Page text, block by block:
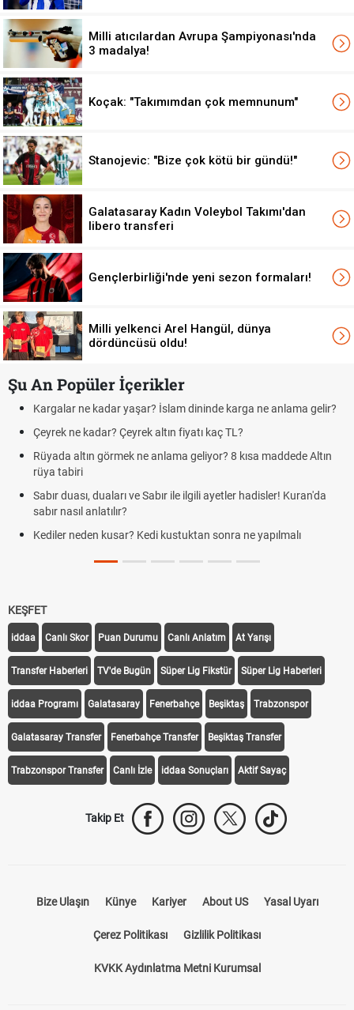
Milli atıcılardan Avrupa Şampiyonası'nda
3 madalya!
Koçak: "Takımımdan çok memnunum"
Stanojevic: "Bize çok kötü bir gündü!"
Galatasaray Kadın Voleybol Takımı'dan
libero transferi
Gençlerbirliği'nde yeni sezon formaları!
Milli yelkenci Arel Hangül, dünya
dördüncüsü oldu!
Şu An Popüler İçerikler
karga ne anlama gelir?
kaç TL?
8 kısa maddede Altın
ayetler hadisler! Kuran'da
sonra ne yapılmalı
Futbolda ofsayt nedir? Ofsayt
Kravat nasıl bağlanır? En kolay
Cemre düştü mü? Kış cemresi ne
Rüyada kedi görmek en anlama
tarifi
KEŞFET
iddaa Canlı Skor Puan Durumu Canlı Anlatım At Yarışı
Transfer Haberleri TV'de Bugün Süper Lig Fikstür Süper Lig Haberleri
iddaa Programı Galatasaray Fenerbahçe Beşiktaş Trabzonspor
Galatasaray Transfer Fenerbahçe Transfer Beşiktaş Transfer
Trabzonspor Transfer Canlı İzle iddaa Sonuçları Aktif Sayaç
Takip Et
Bize Ulaşın Künye Kariyer About US Yasal Uyarı
Çerez Politikası Gizlilik Politikası
KVKK Aydınlatma Metni Kurumsal